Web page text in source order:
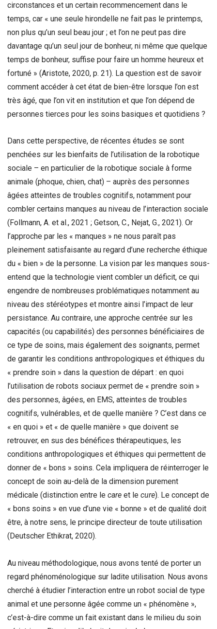
circonstances et un certain recommencement dans le
temps, car « une seule hirondelle ne fait pas le printemps,
non plus qu’un seul beau jour ; et l’on ne peut pas dire
davantage qu’un seul jour de bonheur, ni même que quelque
temps de bonheur, suffise pour faire un homme heureux et
fortuné » (Aristote, 2020, p. 21). La question est de savoir
comment accéder à cet état de bien-être lorsque l’on est
très âgé, que l’on vit en institution et que l’on dépend de
personnes tierces pour les soins basiques et quotidiens ?
Dans cette perspective, de récentes études se sont
penchées sur les bienfaits de l’utilisation de la robotique
sociale – en particulier de la robotique sociale à forme
animale (phoque, chien, chat) – auprès des personnes
âgées atteintes de troubles cognitifs, notamment pour
combler certains manques au niveau de l’interaction sociale
(Follmann, A. et al., 2021 ; Getson, C., Nejat, G., 2021). Or
l’approche par les « manques » ne nous paraît pas
pleinement satisfaisante au regard d’une recherche éthique
du « bien » de la personne. La vision par les manques sous-
entend que la technologie vient combler un déficit, ce qui
engendre de nombreuses problématiques notamment au
niveau des stéréotypes et montre ainsi l’impact de leur
persistance. Au contraire, une approche centrée sur les
capacités (ou capabilités) des personnes bénéficiaires de
ce type de soins, mais également des soignants, permet
de garantir les conditions anthropologiques et éthiques du
« prendre soin » dans la question de départ : en quoi
l’utilisation de robots sociaux permet de « prendre soin »
des personnes, âgées, en EMS, atteintes de troubles
cognitifs, vulnérables, et de quelle manière ? C’est dans ce
« en quoi » et « de quelle manière » que doivent se
retrouver, en sus des bénéfices thérapeutiques, les
conditions anthropologiques et éthiques qui permettent de
donner de « bons » soins. Cela impliquera de réinterroger le
concept de soin au-delà de la dimension purement
médicale (distinction entre le care et le cure). Le concept de
« bons soins » en vue d’une vie « bonne » et de qualité doit
être, à notre sens, le principe directeur de toute utilisation
(Deutscher Ethikrat, 2020).
Au niveau méthodologique, nous avons tenté de porter un
regard phénoménologique sur ladite utilisation. Nous avons
cherché à étudier l’interaction entre un robot social de type
animal et une personne âgée comme un « phénomène »,
c’est-à-dire comme un fait existant dans le milieu du soin